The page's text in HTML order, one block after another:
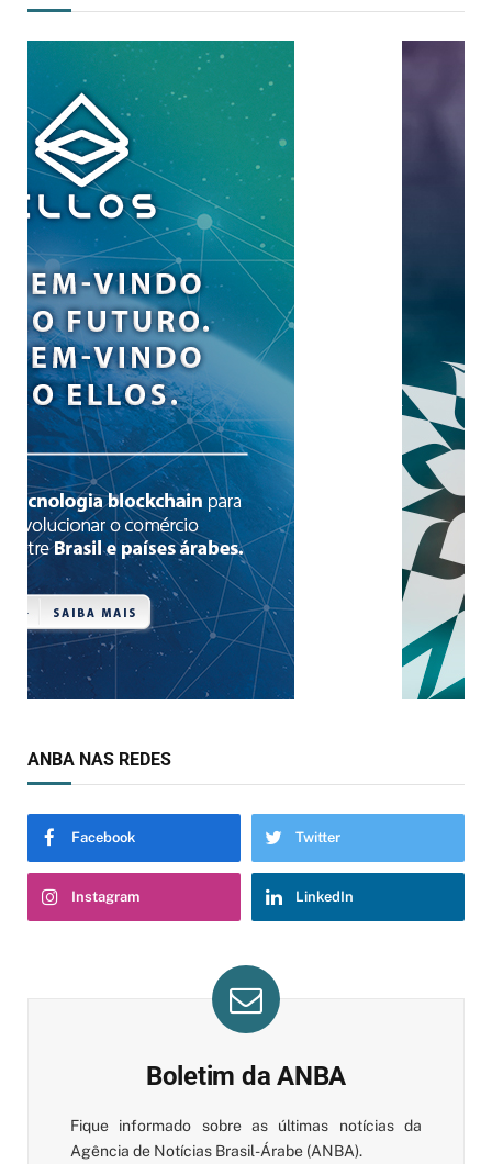
ANBA NAS REDES
Facebook Twitter
Instagram LinkedIn
Boletim da ANBA
Fique informado sobre as últimas notícias da
Agência de Notícias Brasil-Árabe (ANBA).